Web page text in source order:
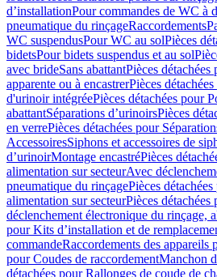
d’installationPour commandes de WC à
pneumatique du rinçageRaccordements
WC suspendusPour WC au solPièces
bidetsPour bidets suspendus et au sol
avec brideSans abattantPièces détachées
apparente ou à encastrerPièces
d'urinoir intégréePièces détachées pour
abattantSéparations d’urinoirsPièces
en verrePièces détachées pour
AccessoiresSiphons et accessoires de
dʼurinoirMontage encastréPièces
alimentation sur secteurAvec
pneumatique du rinçagePièces
alimentation sur secteurPièces
déclenchement électronique du rinçage,
pour Kits d’installation et de
commandeRaccordements des
pour Coudes de raccordementManchon
détachées pour Rallonges de coude de